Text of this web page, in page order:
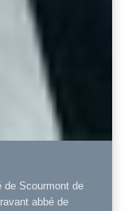
de Scourmont de
abbé de